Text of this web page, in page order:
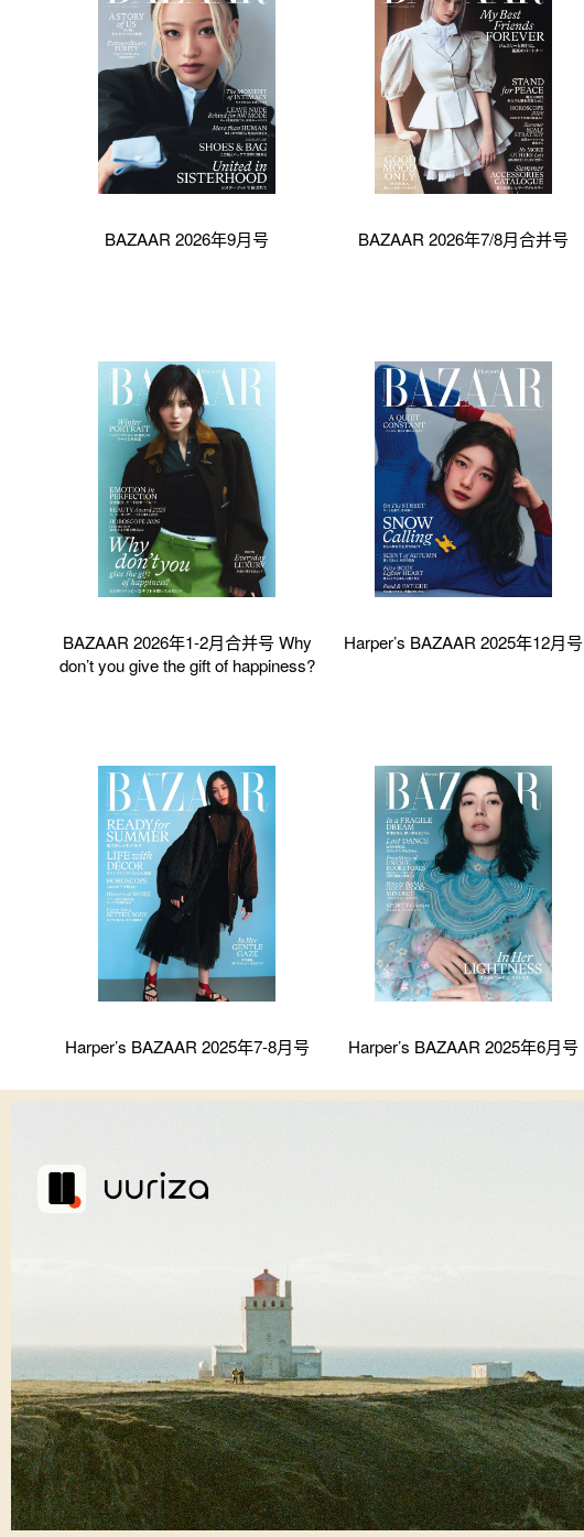
BAZAAR 2026年9月号 BAZAAR 2026年7/8月合并号
BAZAAR 2026年1-2月合并号 Why
don’t you give the gift of happiness?
Harper’s BAZAAR 2025年12月号
Harper’s BAZAAR 2025年7-8月号 Harper’s BAZAAR 2025年6月号